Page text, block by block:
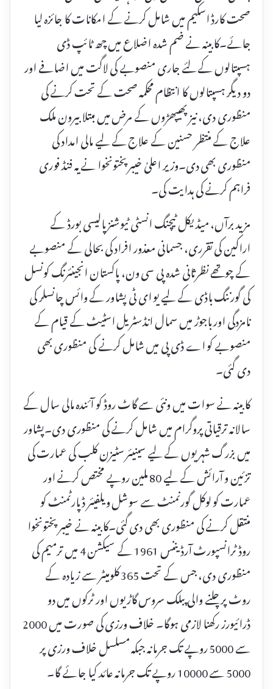
صحت کارڈ اسکیم میں شامل کرنے کے امکانات کا جائزہ لیا
جائے۔کابینہ نے ضم شدہ اضلاع میں چھ ٹائپ ڈی
ہسپتالوں کے لئے جاری منصوبے کی لاگت میں اضافے اور
دو دیگر ہسپتالوں کا انتظام محکمہ صحت کے تحت کرنے کی
منظوری دی، نیز پھیپھڑوں کے مرض میں مبتلا بیرون ملک
علاج کے منتظر حسنین کے علاج کے لیے مالی امداد کی
منظوری بھی دی۔وزیر اعلیٰ خیبرپختونخوا نے یہ فنڈ فوری
فراہم کرنے کی ہدایت کی۔
مزید برآں، میڈیکل ٹیچنگ انسٹی ٹیوشنز پالیسی بورڈ کے
اراکین کی تقرری، جسمانی معذور افراد کی بحالی کے منصوبے
کے چوتھے نظرثانی شدہ پی سی ون، پاکستان انجینئرنگ کونسل
کی گورننگ باڈی کے لیے یو ای ٹی پشاور کے وائس چانسلر کی
نامزدگی اور باجوڑ میں سمال انڈسٹریل اسٹیٹ کے قیام کے
منصوبے کو اے ڈی پی میں شامل کرنے کی منظوری بھی
دی گئی۔
کابینہ نے سوات میں ونئی سے گاٹ روڈ کو آئندہ مالی سال کے
سالانہ ترقیاتی پروگرام میں شامل کرنے کی منظوری دی۔پشاور
میں بزرگ شہریوں کے لیے سینیئر سٹیزن کلب کی عمارت کی
تزئین و آرائش کے لیے 80 ملین روپے مختص کرنے اور
عمارت کو لوکل گورنمنٹ سے سوشل ویلفیئر ڈپارٹمنٹ کو
منتقل کرنے کی منظوری بھی دی گئی۔کابینہ نے خیبر پختونخوا
روڈ ٹرانسپورٹ آرڈیننس 1961 کے سیکشن 4 میں ترمیم کی
منظوری دی، جس کے تحت 365 کلومیٹر سے زیادہ کے
روٹ پر چلنے والی پبلک سروس گاڑیوں اور ٹرکوں میں دو
ڈرائیورز رکھنا لازمی ہوگا۔ خلاف ورزی کی صورت میں 2000
سے 5000 روپے تک جرمانہ جبکہ مسلسل خلاف ورزی پر
5000 سے 10000 روپے تک جرمانہ عائد کیا جائے گا۔